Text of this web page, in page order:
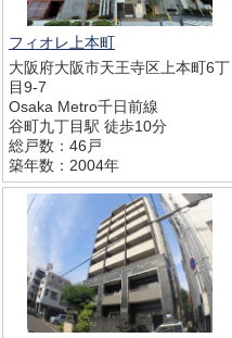
フィオレ上本町
大阪府大阪市天王寺区上本町6丁
目9-7
Osaka Metro千日前線
谷町九丁目駅 徒歩10分
総戸数：46戸
築年数：2004年